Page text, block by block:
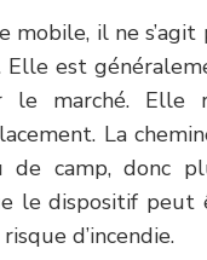
mobile, il ne
Elle est
le marché. Elle
La
de camp, donc
le dispositif
d’incendie.